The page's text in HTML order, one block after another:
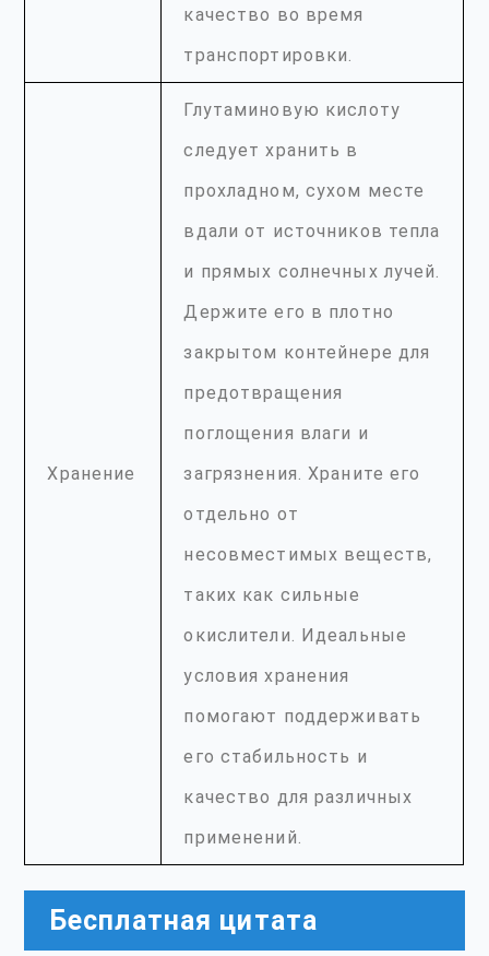
качество во время
транспортировки.
Хранение
Глутаминовую кислоту
следует хранить в
прохладном, сухом месте
вдали от источников тепла
и прямых солнечных лучей.
Держите его в плотно
закрытом контейнере для
предотвращения
поглощения влаги и
загрязнения. Храните его
отдельно от
несовместимых веществ,
таких как сильные
окислители. Идеальные
условия хранения
помогают поддерживать
его стабильность и
качество для различных
применений.
Бесплатная цитата